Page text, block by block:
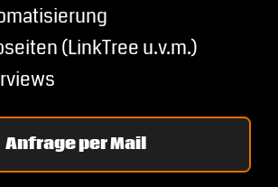
(LinkTree u.v.m.)
Anfrage per Mail